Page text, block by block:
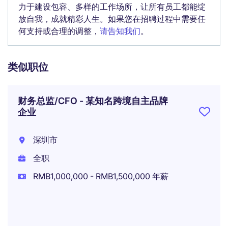
力于建设包容、多样的工作场所，让所有员工都能绽
放自我，成就精彩人生。如果您在招聘过程中需要任
何支持或合理的调整， 请告知我们。
类似职位
财务总监/CFO - 某知名跨境自主品牌
企业
深圳市
全职
RMB1,000,000 - RMB1,500,000 年薪